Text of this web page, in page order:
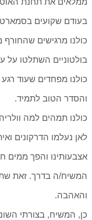
בעודם שקועים
כולנו מרגישים
בולטוניים השתלטו על
כולנו מפחדים שעוד
והסדר הטוב לתמיד.
כולנו תמהים למה
לאן נעלמו הדרקונים
אצבעותינו והפך ממים
המשיח/ה בדרך. זאת
והאהבה.
כן, המשיח, בצורתי